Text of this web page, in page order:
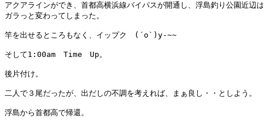
アクアラインができ、首都高横浜線バイパスが開通し、浮島釣り公園近辺
ガラっと変わってしまった。
竿を出せるところもなく、イップク　(´o`)y-~~
そして1:00am　Time　Up。
後片付け。
二人で３尾だったが、出だしの不調を考えれば、まぁ良し・・としよう。